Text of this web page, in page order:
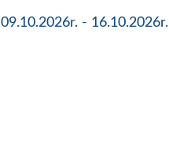
09.10.2026r. - 16.10.2026r.